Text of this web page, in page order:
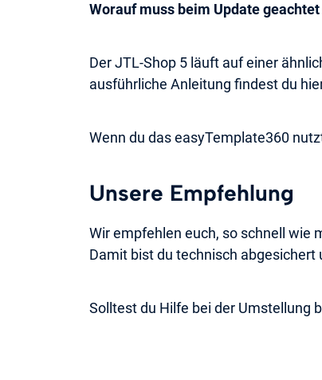
Worauf muss beim Update
Der JTL-Shop 5 läuft auf einer
ausführliche Anleitung findest du
Wenn du das easyTemplate360
Unsere Empfehlung
Wir empfehlen euch, so schnell wie
Damit bist du technisch
Solltest du Hilfe bei der Umstellung